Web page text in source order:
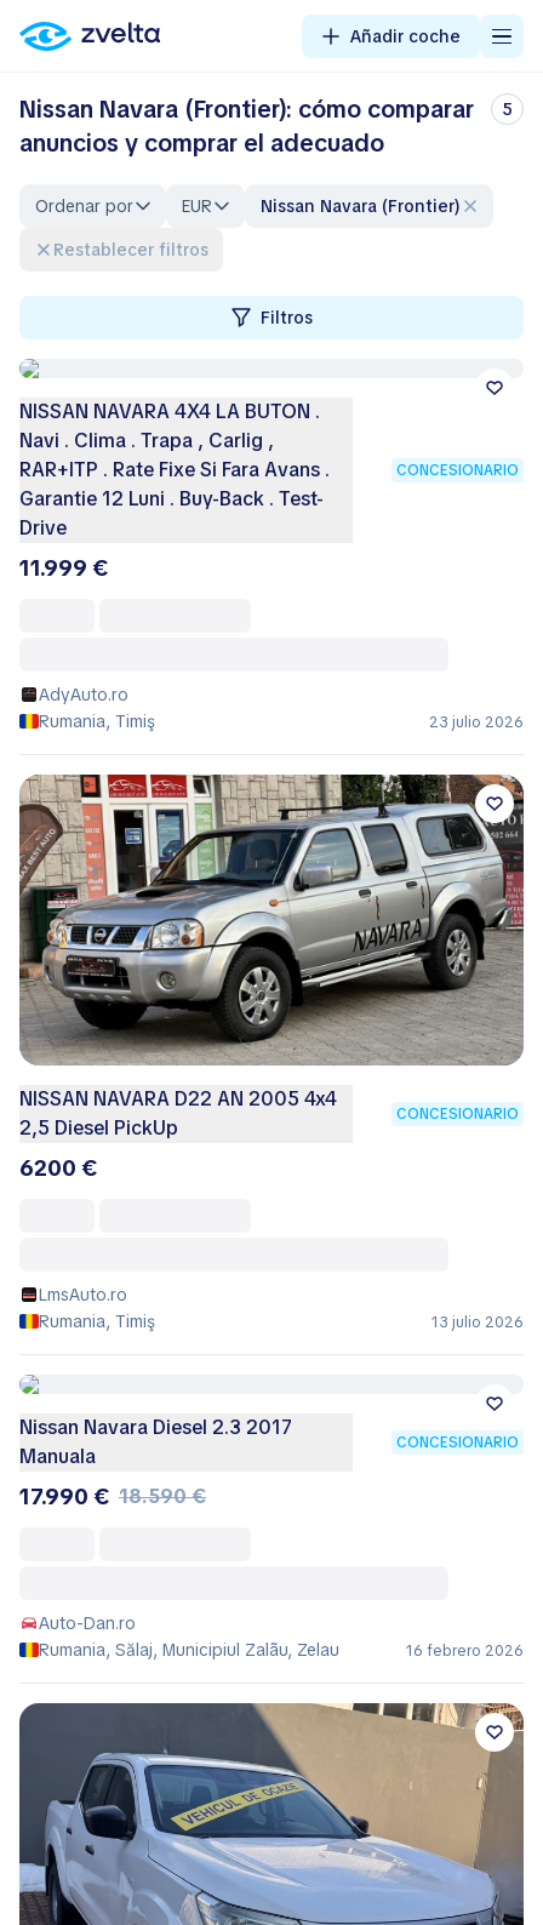
Añadir coche
Nissan Navara (Frontier): cómo comparar
anuncios y comprar el adecuado
5
Ordenar por EUR
Nissan Navara (Frontier)
Restablecer filtros
Filtros
NISSAN NAVARA 4X4 LA BUTON .
Navi . Clima . Trapa , Carlig ,
RAR+ITP . Rate Fixe Si Fara Avans .
Garantie 12 Luni . Buy-Back . Test-
Drive
CONCESIONARIO
11.999 €
AdyAuto.ro
Rumania, Timiş
23 julio 2026
NISSAN NAVARA D22 AN 2005 4x4
2,5 Diesel PickUp
CONCESIONARIO
6200 €
LmsAuto.ro
Rumania, Timiş
13 julio 2026
Nissan Navara Diesel 2.3 2017
Manuala
CONCESIONARIO
17.990 € 18.590 €
Auto-Dan.ro
Rumania, Sălaj, Municipiul Zalãu, Zelau
16 febrero 2026